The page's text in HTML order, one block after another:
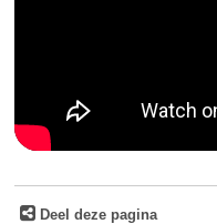
Deel deze pagina